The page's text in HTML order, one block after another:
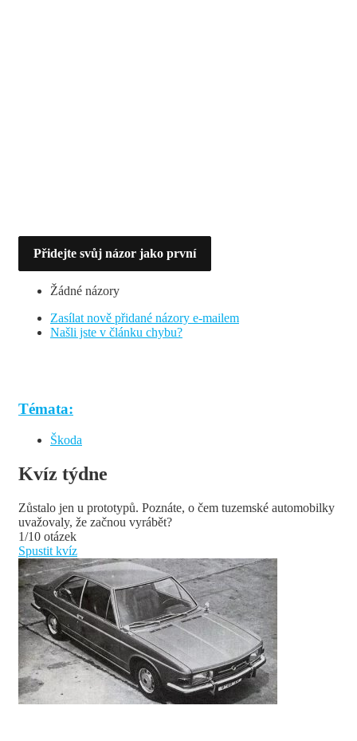
Přidejte svůj názor jako první
Žádné názory
Zasílat nově přidané názory e-mailem
Našli jste v článku chybu?
Témata:
Škoda
Kvíz týdne
Zůstalo jen u prototypů. Poznáte, o čem tuzemské automobilky
uvažovaly, že začnou vyrábět?
1/10 otázek
Spustit kvíz